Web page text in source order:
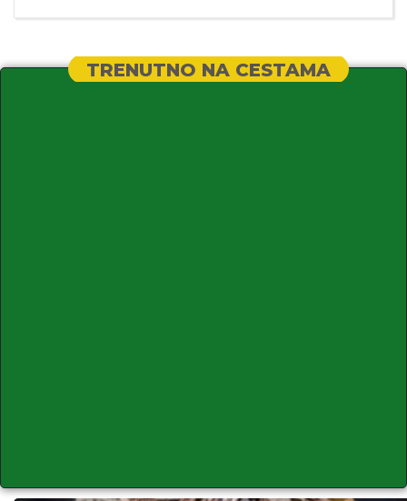
TRENUTNO NA CESTAMA